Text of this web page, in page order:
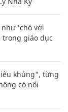
'chó với
giáo dục
khủng", từng
có nổi